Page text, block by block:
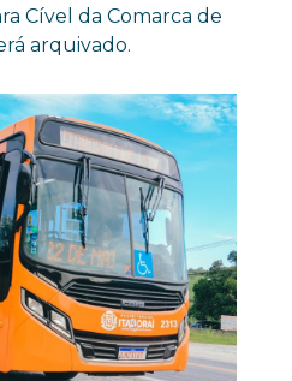
Cível da Comarca de
arquivado.